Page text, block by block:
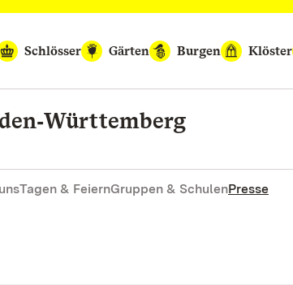
Schlösser
Gärten Burgen Klöster
Tagen & FeiernGruppen & SchulenPresse